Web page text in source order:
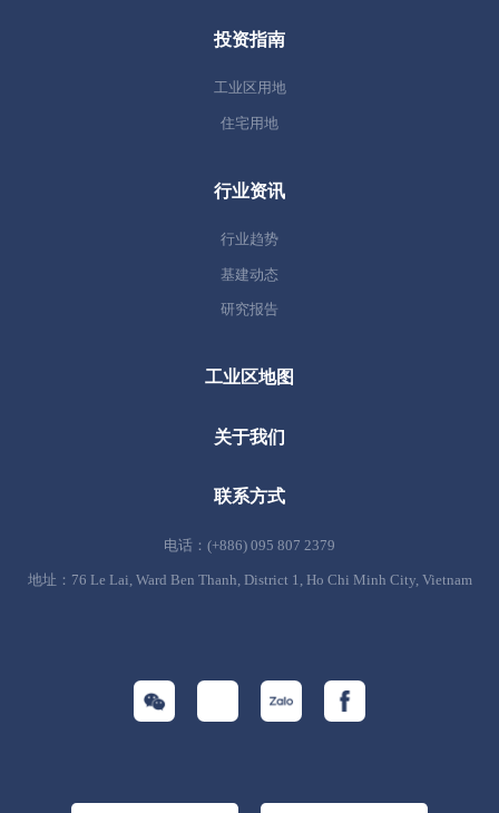
投资指南
工业区用地
住宅用地
行业资讯
行业趋势
基建动态
研究报告
工业区地图
关于我们
联系方式
电话：(+886) 095 807 2379
地址：76 Le Lai, Ward Ben Thanh, District 1, Ho Chi Minh City, Vietnam